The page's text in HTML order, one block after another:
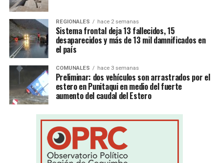
REGIONALES hace 2 semanas
Sistema frontal deja 13 fallecidos, 15
desaparecidos y más de 13 mil damnificados en
el país
COMUNALES hace 3 semanas
Preliminar: dos vehículos son arrastrados por el
estero en Punitaqui en medio del fuerte
aumento del caudal del Estero